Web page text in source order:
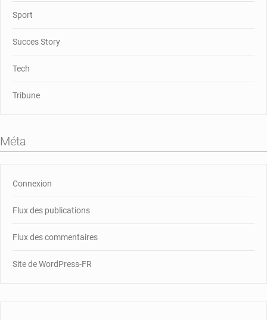
Sport
Succes Story
Tech
Tribune
Méta
Connexion
Flux des publications
Flux des commentaires
Site de WordPress-FR